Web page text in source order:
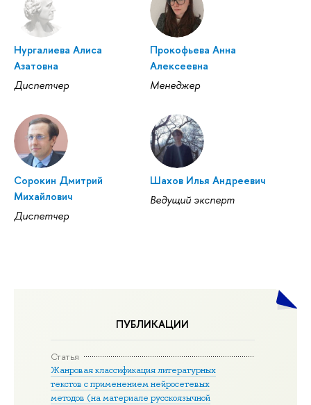
ПУБЛИКАЦИИ
Статья
Жанровая классификация литературных
текстов с применением нейросетевых
методов (на материале русскоязычной
Нургалиева Алиса
Азатовна
Диспетчер
Прокофьева Анна
Алексеевна
Менеджер
Сорокин Дмитрий
Михайлович
Диспетчер
Шахов Илья Андреевич
Ведущий эксперт